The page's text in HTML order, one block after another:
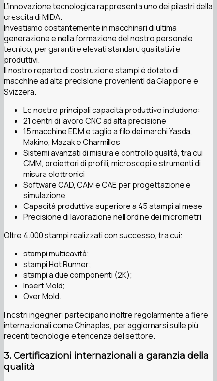
L’innovazione tecnologica rappresenta uno dei pilastri della
crescita di MIDA.
Investiamo costantemente in macchinari di ultima
generazione e nella formazione del nostro personale
tecnico, per garantire elevati standard qualitativi e
produttivi.
Il nostro reparto di costruzione stampi è dotato di
macchine ad alta precisione provenienti da Giappone e
Svizzera.
Le nostre principali capacità produttive includono:
21 centri di lavoro CNC ad alta precisione
15 macchine EDM e taglio a filo dei marchi Yasda,
Makino, Mazak e Charmilles
Sistemi avanzati di misura e controllo qualità, tra cui
CMM, proiettori di profili, microscopi e strumenti di
misura elettronici
Software CAD, CAM e CAE per progettazione e
simulazione
Capacità produttiva superiore a 45 stampi al mese
Precisione di lavorazione nell’ordine dei micrometri
Oltre 4.000 stampi realizzati con successo, tra cui:
stampi multicavità;
stampi Hot Runner;
stampi a due componenti (2K);
Insert Mold;
Over Mold.
I nostri ingegneri partecipano inoltre regolarmente a fiere
internazionali come Chinaplas, per aggiornarsi sulle più
recenti tecnologie e tendenze del settore.
3. Certificazioni internazionali a garanzia della
qualità